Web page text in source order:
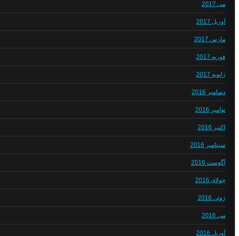
می 2017
آوریل 2017
مارس 2017
فوریه 2017
ژانویه 2017
دسامبر 2016
نوامبر 2016
اکتبر 2016
سپتامبر 2016
آگوست 2016
جولای 2016
ژوئن 2016
می 2016
آوریل 2016